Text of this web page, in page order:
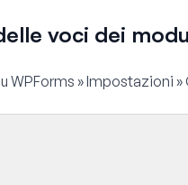
voci dei
WPForms » Impostazioni »